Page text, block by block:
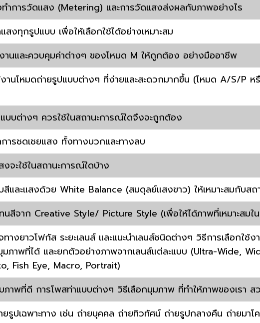
ำการวัดแสง (Metering) และการวัดแสงส่งผลกับภาพอย่างไร
สงทุกรูปแบบ เพื่อให้เลือกใช้ได้อย่างเหมาะสม
งานและควบคุมค่าต่างๆ ของโหมด M ให้ถูกต้อง อย่างมืออาชีพ
งานโหมดถ่ายรูปแบบต่างๆ ที่ง่ายและสะดวกมากขึ้น (โหมด A/S/P
บบต่างๆ ควรใช้ในสถานะการณ์ใดจึงจะถูกต้อง
การชดเชยแสง ทั้งทางบวกและทางลบ
งจะใช้ในสถานะการณ์ใดบ้าง
สีและแสงด้วย White Balance (สมดุลย์แสงขาว) ให้เหมาะสมกับส
นสีจาก Creative Style/ Picture Style (เพื่อให้ได้ภาพที่เหมาะสมใ
จทางยาวโฟกัส ระยะเลนส์ และแนะนำเลนส์ชนิดต่างๆ วิธีการเลือกใ
มภาพที่ได้ และยกตัวอย่างภาพจากเลนส์แต่ละแบบ (Ultra-Wide,
Fish Eye, Macro, Portrait)
าพที่ดี การโพสท่าแบบต่างๆ วิธีเลือกมุมภาพ ที่ทำให้ภาพของเรา ส
ยรูปเฉพาะทาง เช่น ถ่ายบุคคล ถ่ายทิวทัศน์ ถ่ายรูปกลางคืน ถ่ายมาโ